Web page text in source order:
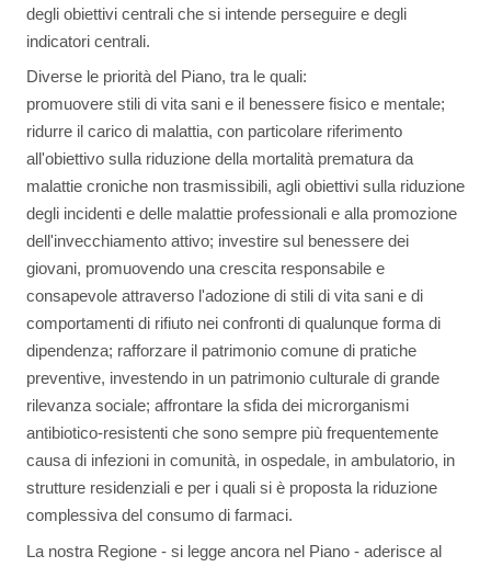
degli obiettivi centrali che si intende perseguire e degli
indicatori centrali.
Diverse le priorità del Piano, tra le quali:
promuovere stili di vita sani e il benessere fisico e mentale;
ridurre il carico di malattia, con particolare riferimento
all'obiettivo sulla riduzione della mortalità prematura da
malattie croniche non trasmissibili, agli obiettivi sulla riduzione
degli incidenti e delle malattie professionali e alla promozione
dell'invecchiamento attivo; investire sul benessere dei
giovani, promuovendo una crescita responsabile e
consapevole attraverso l'adozione di stili di vita sani e di
comportamenti di rifiuto nei confronti di qualunque forma di
dipendenza; rafforzare il patrimonio comune di pratiche
preventive, investendo in un patrimonio culturale di grande
rilevanza sociale; affrontare la sfida dei microrganismi
antibiotico-resistenti che sono sempre più frequentemente
causa di infezioni in comunità, in ospedale, in ambulatorio, in
strutture residenziali e per i quali si è proposta la riduzione
complessiva del consumo di farmaci.
La nostra Regione - si legge ancora nel Piano - aderisce al